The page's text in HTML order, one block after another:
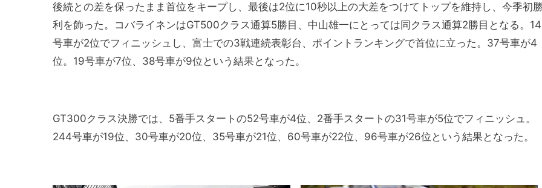
後続との差を保ったまま首位をキープし、最後は2位に10秒以上の大差をつけてトップを維持し、今季初
利を飾った。コバライネンはGT500クラス通算5勝目、中山雄一にとっては同クラス通算2勝目となる。14
号車が2位でフィニッシュし、富士での3戦連続表彰台、ポイントランキングで首位に立った。37号車が4
位。19号車が7位、38号車が9位という結果となった。
GT300クラス決勝では、5番手スタートの52号車が4位、2番手スタートの31号車が5位でフィニッシュ。
244号車が19位、30号車が20位、35号車が21位、60号車が22位、96号車が26位という結果となった。